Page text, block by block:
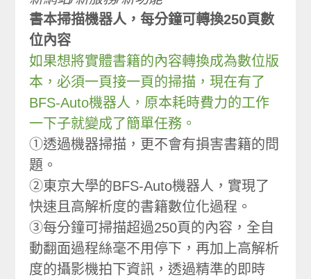
書本掃描機器人，每分鐘可轉換250頁數
位內容
如果想將實體書籍的內容轉換成為數位版
本，必須一頁接一頁的掃描，現在有了
BFS-Auto機器人，原本耗時費力的工作
一下子就變成了簡單任務。
①透過機器掃描，更不會有損害書籍的問
題。
②東京大學的BFS-Auto機器人，實現了
快速且高解析度的書籍數位化過程。
③每分鐘可掃描超過250頁的內容，全自
動翻面過程絲毫不用停下，再加上高解析
度的攝影機拍下資訊，透過精準的即時